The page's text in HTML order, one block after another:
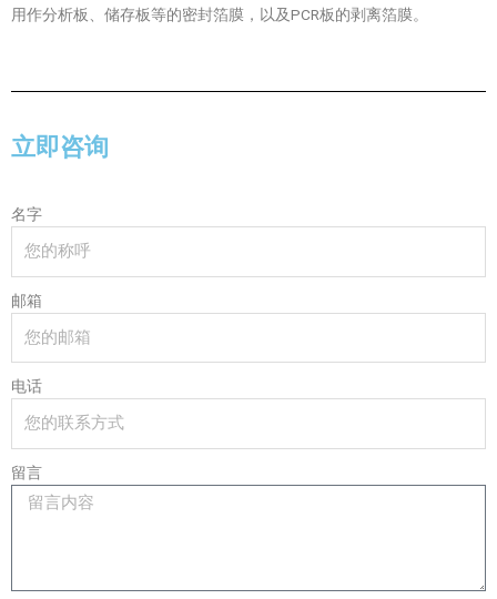
用作分析板、储存板等的密封箔膜，以及PCR板的剥离箔膜。
立即咨询
名字
邮箱
电话
留言